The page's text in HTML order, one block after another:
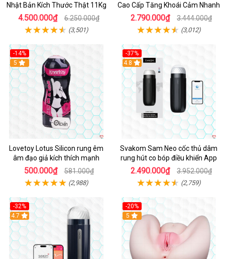
Nhật Bản Kích Thước Thật 11Kg
4.500.000₫ 6.250.000₫
(3,501)
Cao Cấp Tăng Khoái Cảm Nhanh
2.790.000₫ 3.444.000₫
(3,012)
-14%
Hot
5
Lovetoy Lotus Silicon rung êm
âm đạo giả kích thích mạnh
500.000₫ 581.000₫
(2,988)
-37%
4.8
Svakom Sam Neo cốc thủ dâm
rung hút co bóp điều khiển App
2.490.000₫ 3.952.000₫
(2,759)
-32%
Hot
4.7
-20%
Hot
5